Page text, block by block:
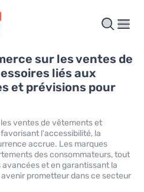
sur les ventes de
liés aux
et prévisions pour
ventes de vêtements et
l'accessibilité, la
accrue. Les marques
des consommateurs, tout
et en garantissant la
prometteur dans ce secteur